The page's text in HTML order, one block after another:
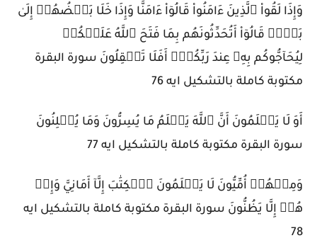
وَإِذَا لَقُواْ ٱلَّذِينَ ءَامَنُواْ قَالُوٓاْ ءَامَنَّا وَإِذَا خَلَا بَعۡضُهُمۡ إِلَىٰ
بَعۡضٖ قَالُوٓاْ أَتُحَدِّثُونَهُم بِمَا فَتَحَ ٱللَّهُ عَلَيۡكُمۡ
لِيُحَآجُّوكُم بِهِۦ عِندَ رَبِّكُمۡۚ أَفَلَا تَعۡقِلُونَ سورة البقرة
مكتوبة كاملة بالتشكيل ايه 76
أَوَ لَا يَعۡلَمُونَ أَنَّ ٱللَّهَ يَعۡلَمُ مَا يُسِرُّونَ وَمَا يُعۡلِنُونَ
سورة البقرة مكتوبة كاملة بالتشكيل ايه 77
وَمِنۡهُمۡ أُمِّيُّونَ لَا يَعۡلَمُونَ ٱلۡكِتَٰبَ إِلَّآ أَمَانِيَّ وَإِنۡ
هُمۡ إِلَّا يَظُنُّونَ سورة البقرة مكتوبة كاملة بالتشكيل ايه
78